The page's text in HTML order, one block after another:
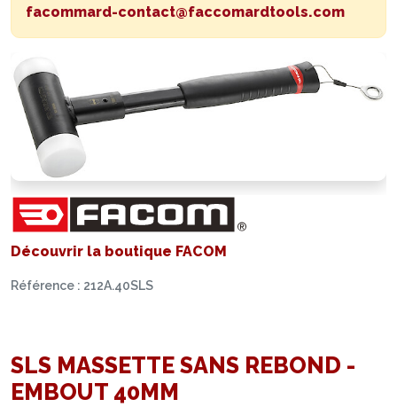
facommard-contact@faccomardtools.com
Découvrir la boutique FACOM
Référence : 212A.40SLS
SLS MASSETTE SANS REBOND -
EMBOUT 40MM